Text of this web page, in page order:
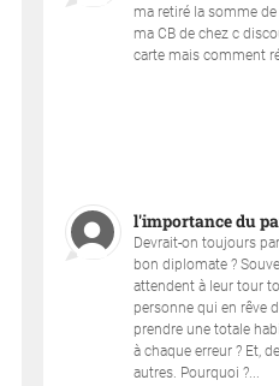
ma retiré la somme
ma CB de chez c
carte mais comment
l'importance du
Devrait-on toujours
bon diplomate ?
attendent à leur tour
personne qui en rêve
prendre une totale
à chaque erreur ? Et,
autres. Pourquoi ?...